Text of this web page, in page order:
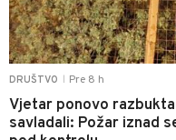
DRUŠTVO Pre 8 h
Vjetar ponovo
savladali: Požar iznad